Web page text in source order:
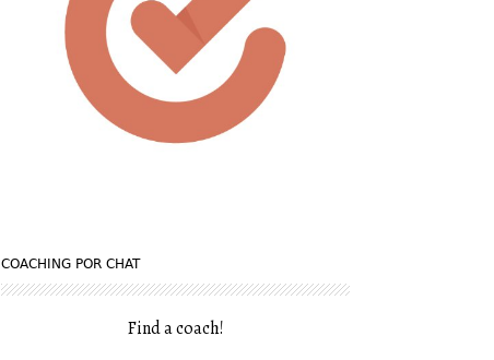
COACHING POR CHAT
Find a coach!